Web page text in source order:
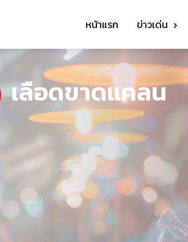
หน้าแรก ข่าวเด่น
เลือดขาดแคลน